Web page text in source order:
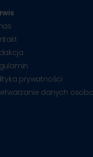
prywatności
danych